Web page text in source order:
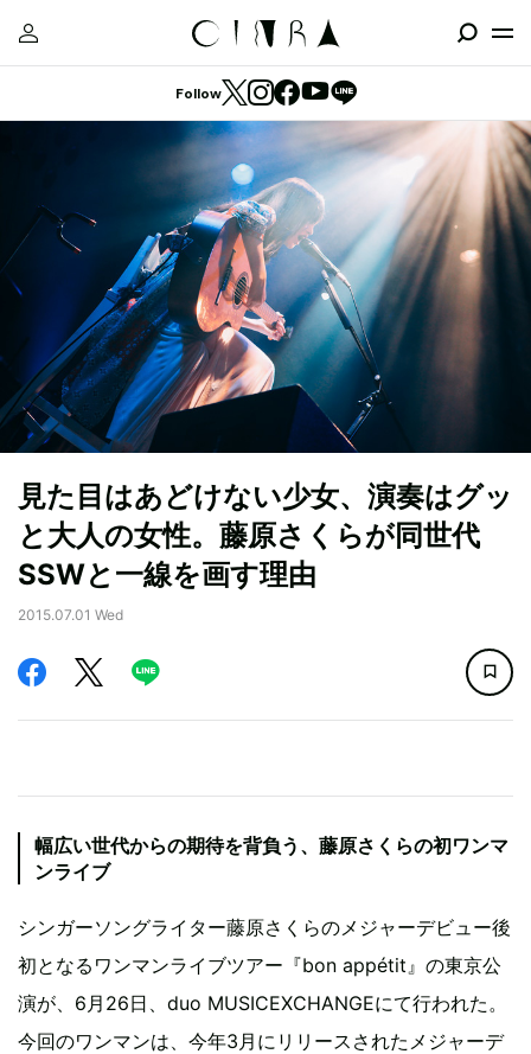
Follow
見た目はあどけない少女、演奏はグッ
と大人の女性。藤原さくらが同世代
SSWと一線を画す理由
2015.07.01 Wed
幅広い世代からの期待を背負う、藤原さくらの初ワンマ
ンライブ
シンガーソングライター藤原さくらのメジャーデビュー後
初となるワンマンライブツアー『bon appétit』の東京公
演が、6月26日、duo MUSICEXCHANGEにて行われた。
今回のワンマンは、今年3月にリリースされたメジャーデ